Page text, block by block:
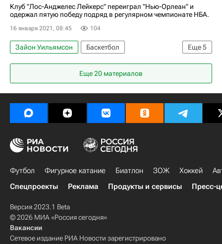
Клуб "Лос-Анджелес Лейкерс" переиграл "Нью-Орлеан" и
одержал пятую победу подряд в регулярном чемпионате НБА.
16 января 2021, 08:45 104
Еще5
Зайон Уильямсон
Баскетбол
Леброн Джеймс
Андре Драммонд
НБА
Лос-Анджелес Клипперс
Еще 20 материалов
Футбол Фигурное катание Биатлон ЗОЖ Хоккей
Спецпроекты
Реклама Продукты и сервисы Пресс-
Версия 2023.1 Beta
© 2026 МИА «Россия сегодня»
Вакансии
Сетевое издание РИА Новости зарегистрировано